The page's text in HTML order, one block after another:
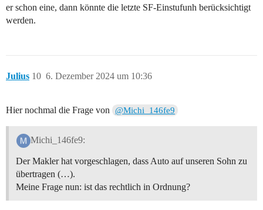
er schon eine, dann könnte die letzte SF-Einstufunh berücksichtigt
werden.
Julius 6. Dezember 2024 um 10:36
10
Hier nochmal die Frage von @Michi_146fe9
Michi_146fe9:
Der Makler hat vorgeschlagen, dass Auto auf unseren Sohn zu
übertragen (…).
Meine Frage nun: ist das rechtlich in Ordnung?